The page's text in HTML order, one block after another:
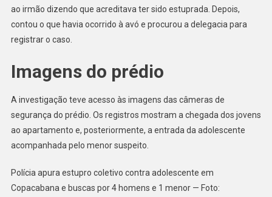
ao irmão dizendo que acreditava ter sido estuprada. Depois,
contou o que havia ocorrido à avó e procurou a delegacia para
registrar o caso.
Imagens do prédio
A investigação teve acesso às imagens das câmeras de
segurança do prédio. Os registros mostram a chegada dos jovens
ao apartamento e, posteriormente, a entrada da adolescente
acompanhada pelo menor suspeito.
Polícia apura estupro coletivo contra adolescente em
Copacabana e buscas por 4 homens e 1 menor — Foto: